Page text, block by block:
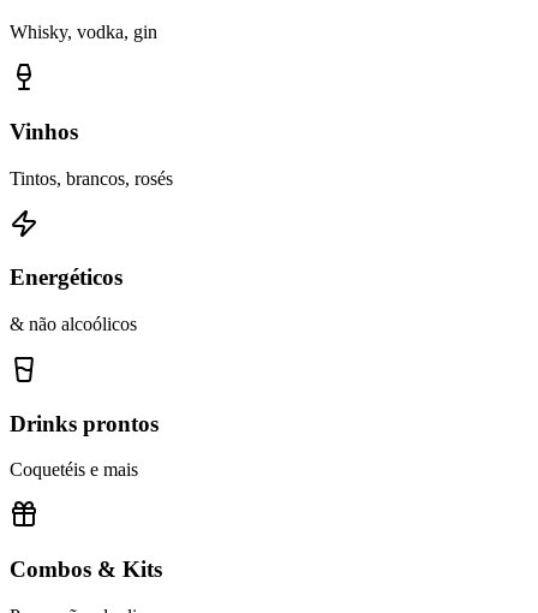
Whisky, vodka, gin
Vinhos
Tintos, brancos, rosés
Energéticos
& não alcoólicos
Drinks prontos
Coquetéis e mais
Combos & Kits